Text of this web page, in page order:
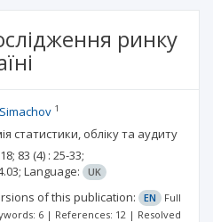
ринку
1
статистики, обліку та аудиту
83 (4) : 25-33;
Language: UK
of this publication: EN
Full
6 | References: 12 | Resolved